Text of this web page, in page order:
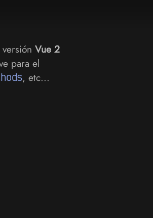
Vue 2
para el
, etc...